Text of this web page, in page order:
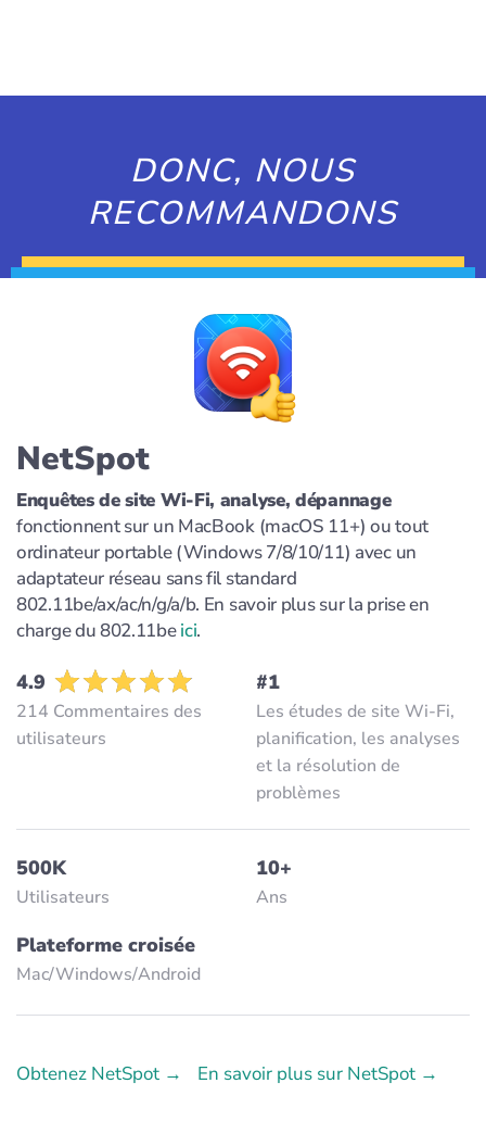
DONC, NOUS
RECOMMANDONS
NetSpot
Enquêtes de site Wi-Fi, analyse, dépannage
fonctionnent sur un MacBook (macOS 11+) ou tout
ordinateur portable (Windows 7/8/10/11) avec un
adaptateur réseau sans fil standard
802.11be/ax/ac/n/g/a/b. En savoir plus sur la prise en
charge du 802.11beici.
4.9
214 Commentaires des
utilisateurs
#1
Les études de site Wi-Fi,
planification, les analyses
et la résolution de
problèmes
500K
Utilisateurs
10+
Ans
Plateforme croisée
Mac/Windows/Аndroid
Obtenez NetSpot → En savoir plus sur NetSpot →